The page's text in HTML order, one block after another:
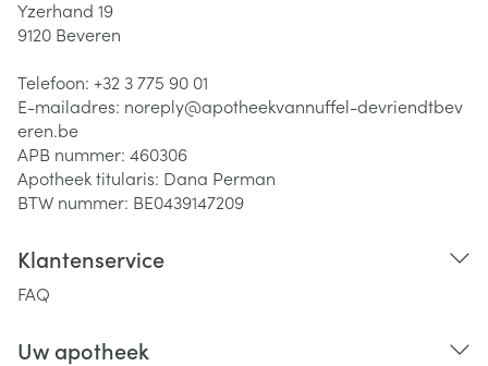
Yzerhand 19
9120 Beveren
Telefoon: +32 3 775 90 01
E-mailadres: noreply@apotheekvannuffel-devriendtbev
eren.be
APB nummer: 460306
Apotheek titularis: Dana Perman
BTW nummer: BE0439147209
Klantenservice
FAQ
Uw apotheek